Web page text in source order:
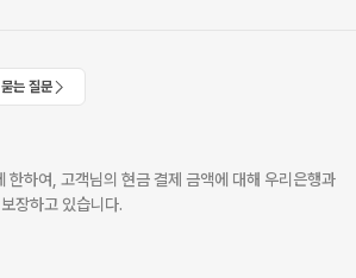
는 질문
하여, 고객님의 현금 결제 금액에 대해 우리은행과
장하고 있습니다.